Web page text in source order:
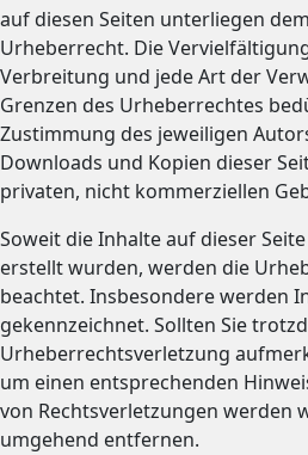
auf diesen Seiten unterliegen
Urheberrecht. Die
Verbreitung und jede Art der
Grenzen des Urheberrechtes
Zustimmung des jeweiligen
Downloads und Kopien dieser
privaten, nicht kommerziellen
Soweit die Inhalte auf dieser
erstellt wurden, werden die
beachtet. Insbesondere werden
gekennzeichnet. Sollten Sie
Urheberrechtsverletzung
um einen entsprechenden
von Rechtsverletzungen werden
umgehend entfernen.